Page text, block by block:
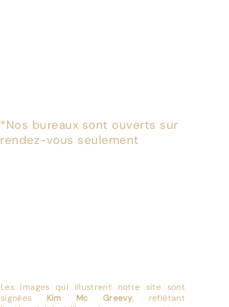
*Nos bureaux sont ouverts sur
rendez-vous seulement
Les images qui illustrent notre site sont
signées Kim Mc Greevy, reflétant